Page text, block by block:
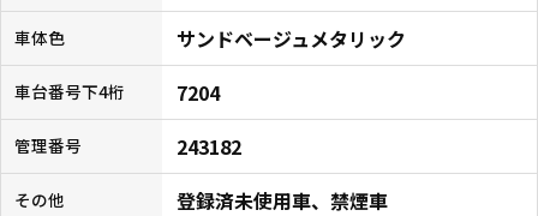
車体色 サンドベージュメタリック
車台番号下4桁 7204
管理番号 243182
その他 登録済未使用車、禁煙車